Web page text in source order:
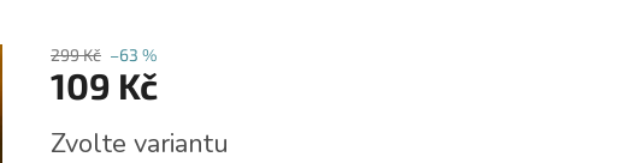
299 Kč –63 %
109 Kč
cena:
Zvolte variantu